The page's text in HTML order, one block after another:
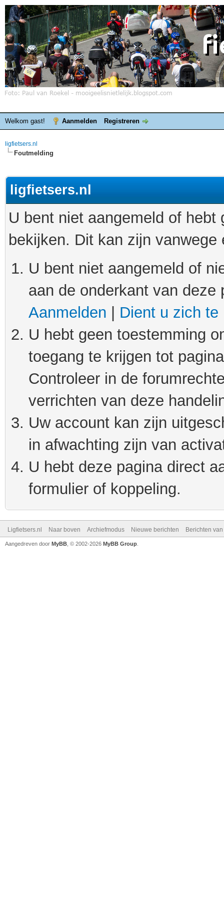
Welkom gast! Aanmelden Registreren
ligfietsers.nl
Foutmelding
ligfietsers.nl
U bent niet aangemeld of
bekijken. Dit kan zijn
U bent niet aangemeld of
aan de onderkant van
Aanmelden
Dient u zich te
U hebt geen toestemming
toegang te krijgen tot
Controleer in de
verrichten van deze
Uw account kan zijn
in afwachting zijn van
U hebt deze pagina direct
formulier of koppeling.
Ligfietsers.nl Naar boven Archiefmodus Nieuwe berichten Berichten
Aangedreven door MyBB , © 2002-2026 MyBB Group